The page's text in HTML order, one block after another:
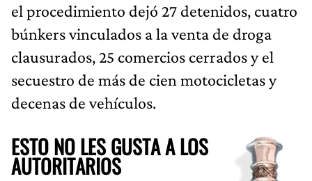
el procedimiento dejó 27 detenidos, cuatro
búnkers vinculados a la venta de droga
clausurados, 25 comercios cerrados y el
secuestro de más de cien motocicletas y
decenas de vehículos.
ESTO NO LES GUSTA A LOS
AUTORITARIOS